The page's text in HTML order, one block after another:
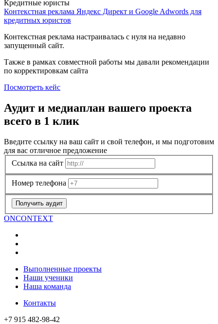
Кредитные юристы
Контекстная реклама Яндекс Директ и Google Adwords для
кредитных юристов
Контекстная реклама настраивалась с нуля на недавно
запущенный сайт.
Также в рамках совместной работы мы давали рекомендации
по корректировкам сайта
Посмотреть кейс
Аудит и медиаплан вашего проекта
всего в 1 клик
Введите ссылку на ваш сайт и свой телефон, и мы подготовим
для вас отличное предложение
Ссылка на сайт
Номер телефона
Получить аудит
ONCONTEXT
Выполненные проекты
Наши ученики
Наша команда
Контакты
+7 915 482-98-42